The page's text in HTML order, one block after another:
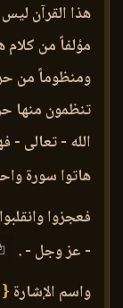
هذا القرآن
مؤلفاً من
ومنظوماً من
تنظمون منها
الله - تعالى -
هاتوا سورة
فعجزوا
- عز وجل - .
واسم الإشارة {